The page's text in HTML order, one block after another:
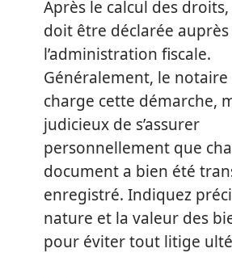
Après le calcul des
doit être déclarée auprès
l’administration fiscale.
Généralement, le
charge cette démarche,
judicieux de s’assurer
personnellement que
document a bien été
enregistré. Indiquez
nature et la valeur des
pour éviter tout litige